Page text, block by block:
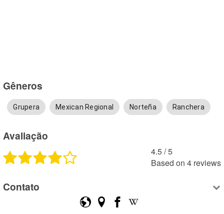
Gêneros
Grupera Mexican Regional Norteña Ranchera
Avaliação
4.5 /5
Based on 4 reviews
Contato